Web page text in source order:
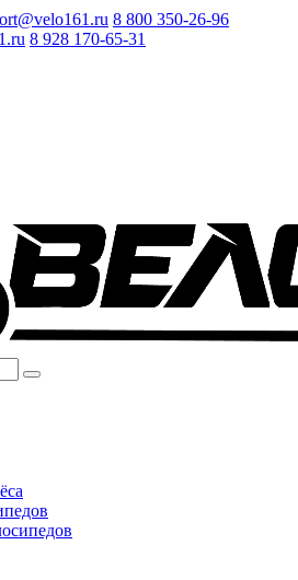
8 800 350-26-96
8 928 170-65-31